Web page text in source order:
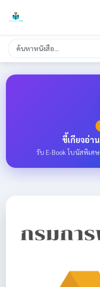
ขี้เกียจอ่า
รับ E-Book โบนัสพิเ